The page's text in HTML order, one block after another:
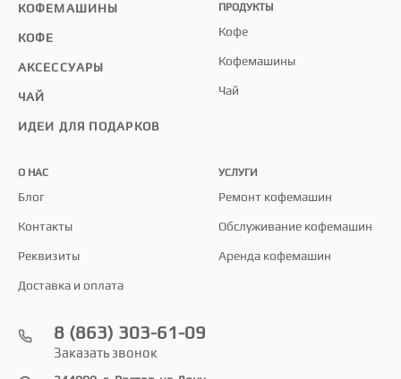
КОФЕМАШИНЫ
КОФЕ
АКСЕССУАРЫ
ЧАЙ
ИДЕИ ДЛЯ ПОДАРКОВ
ПРОДУКТЫ
Кофе
Кофемашины
Чай
О НАС
Блог
Контакты
Реквизиты
Доставка и оплата
УСЛУГИ
Ремонт кофемашин
Обслуживание кофемашин
Аренда кофемашин
8 (863) 303-61-09
Заказать звонок